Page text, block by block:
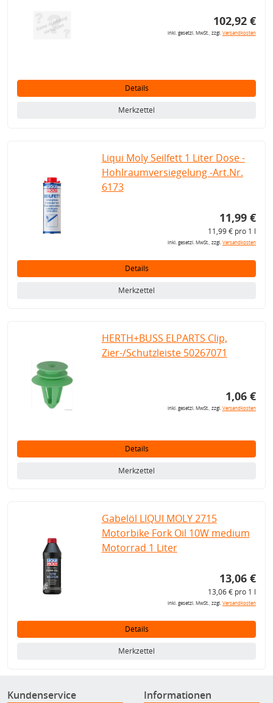
102,92 €
inkl. gesetzl. MwSt., zzgl.Versandkosten
Details
Merkzettel
Liqui Moly Seilfett 1 Liter Dose -
Hohlraumversiegelung -Art.Nr.
6173
11,99 €
11,99 € pro 1 l
inkl. gesetzl. MwSt., zzgl.Versandkosten
Details
Merkzettel
HERTH+BUSS ELPARTS Clip,
Zier-/Schutzleiste 50267071
1,06 €
inkl. gesetzl. MwSt., zzgl.Versandkosten
Details
Merkzettel
Gabelöl LIQUI MOLY 2715
Motorbike Fork Oil 10W medium
Motorrad 1 Liter
13,06 €
13,06 € pro 1 l
inkl. gesetzl. MwSt., zzgl.Versandkosten
Details
Merkzettel
Kundenservice Informationen